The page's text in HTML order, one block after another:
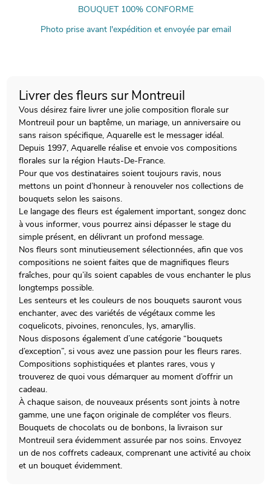
BOUQUET 100% CONFORME
Photo prise avant l'expédition et envoyée par email
Livrer des fleurs sur Montreuil
Vous désirez faire livrer une jolie composition florale sur
Montreuil pour un baptême, un mariage, un anniversaire ou
sans raison spécifique, Aquarelle est le messager idéal.
Depuis 1997, Aquarelle réalise et envoie vos compositions
florales sur la région Hauts-De-France.
Pour que vos destinataires soient toujours ravis, nous
mettons un point d’honneur à renouveler nos collections de
bouquets selon les saisons.
Le langage des fleurs est également important, songez donc
à vous informer, vous pourrez ainsi dépasser le stage du
simple présent, en délivrant un profond message.
Nos fleurs sont minutieusement sélectionnées, afin que vos
compositions ne soient faites que de magnifiques fleurs
fraîches, pour qu’ils soient capables de vous enchanter le plus
longtemps possible.
Les senteurs et les couleurs de nos bouquets sauront vous
enchanter, avec des variétés de végétaux comme les
coquelicots, pivoines, renoncules, lys, amaryllis.
Nous disposons également d’une catégorie “bouquets
d’exception”, si vous avez une passion pour les fleurs rares.
Compositions sophistiquées et plantes rares, vous y
trouverez de quoi vous démarquer au moment d’offrir un
cadeau.
À chaque saison, de nouveaux présents sont joints à notre
gamme, une une façon originale de compléter vos fleurs.
Bouquets de chocolats ou de bonbons, la livraison sur
Montreuil sera évidemment assurée par nos soins. Envoyez
un de nos coffrets cadeaux, comprenant une activité au choix
et un bouquet évidemment.